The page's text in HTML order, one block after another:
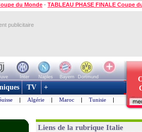
du Monde - TABLEAU PHASE FINALE Coupe
publicitaire
Inter Naples Bayern
Dortmund
TV +
| Algérie | Maroc | Tunisie |
Liens de la rubrique Italie